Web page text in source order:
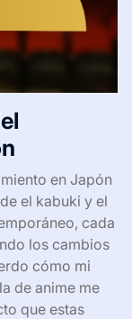
en Japón
el kabuki y el
cada
los cambios
cómo mi
de anime me
que estas